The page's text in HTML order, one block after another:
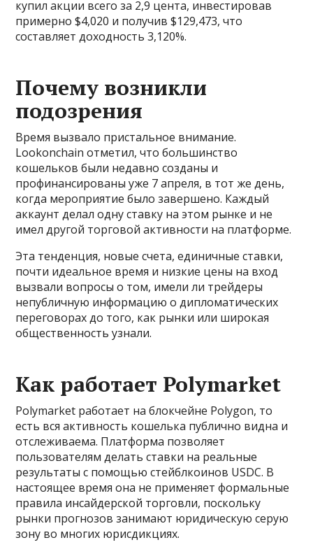
купил акции всего за 2,9 цента, инвестировав
примерно $4,020 и получив $129,473, что
составляет доходность 3,120%.
Почему возникли
подозрения
Время вызвало пристальное внимание.
Lookonchain отметил, что большинство
кошельков были недавно созданы и
профинансированы уже 7 апреля, в тот же день,
когда мероприятие было завершено. Каждый
аккаунт делал одну ставку на этом рынке и не
имел другой торговой активности на платформе.
Эта тенденция, новые счета, единичные ставки,
почти идеальное время и низкие цены на вход
вызвали вопросы о том, имели ли трейдеры
непубличную информацию о дипломатических
переговорах до того, как рынки или широкая
общественность узнали.
Как работает Polymarket
Polymarket работает на блокчейне Polygon, то
есть вся активность кошелька публично видна и
отслеживаема. Платформа позволяет
пользователям делать ставки на реальные
результаты с помощью стейблкоинов USDC. В
настоящее время она не применяет формальные
правила инсайдерской торговли, поскольку
рынки прогнозов занимают юридическую серую
зону во многих юрисдикциях.